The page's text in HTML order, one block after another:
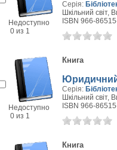
Недоступно
0 из 1
Серія:
Шкільний світ,
ISBN 966-
Недоступно
0 из 1
Книга
Юридичний
Серія:
Шкільний світ,
ISBN 966-
Книга